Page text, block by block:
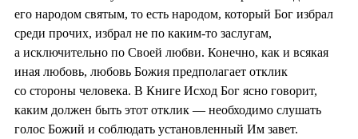
его народом святым, то есть народом, который Бог избрал
среди прочих, избрал не по каким-то заслугам,
а исключительно по Своей любви. Конечно, как и всякая
иная любовь, любовь Божия предполагает отклик
со стороны человека. В Книге Исход Бог ясно говорит,
каким должен быть этот отклик — необходимо слушать
голос Божий и соблюдать установленный Им завет.